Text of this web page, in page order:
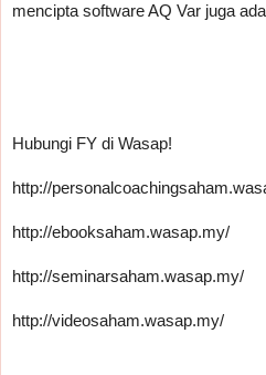
mencipta software AQ Var juga
Hubungi FY di Wasap!
http://
http://ebooksaham.wasap.my/
http://seminarsaham.wasap.my/
http://videosaham.wasap.my/